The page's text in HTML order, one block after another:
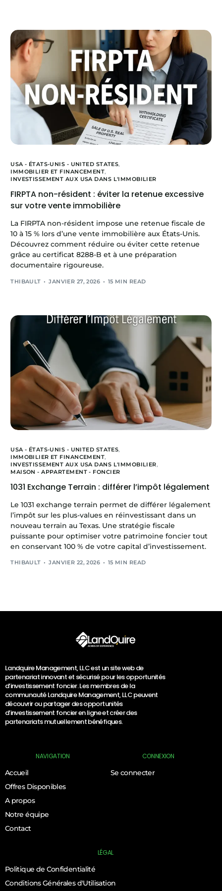
USA - ÉTATS-UNIS - UNITED STATES,
IMMOBILIER ET FINANCEMENT,
INVESTISSEMENT AUX USA DANS L'IMMOBILIER
FIRPTA non-résident : éviter la retenue excessive
sur votre vente immobilière
La FIRPTA non-résident impose une retenue fiscale de
10 à 15 % lors d’une vente immobilière aux États-Unis.
Découvrez comment réduire ou éviter cette retenue
grâce au certificat 8288-B et à une préparation
documentaire rigoureuse.
THIBAULT JANVIER 27, 2026 15 MIN READ
USA - ÉTATS-UNIS - UNITED STATES,
IMMOBILIER ET FINANCEMENT,
INVESTISSEMENT AUX USA DANS L'IMMOBILIER,
MAISON - APPARTEMENT - FONCIER
1031 Exchange Terrain : différer l’impôt légalement
Le 1031 exchange terrain permet de différer légalement
l’impôt sur les plus-values en réinvestissant dans un
nouveau terrain au Texas. Une stratégie fiscale
puissante pour optimiser votre patrimoine foncier tout
en conservant 100 % de votre capital d’investissement.
THIBAULT JANVIER 22, 2026 15 MIN READ
Landquire Management, LLC est un site web de
partenariat innovant et sécurisé pour les opportunités
d’investissement foncier. Les membres de la
communauté Landquire Management, LLC peuvent
découvrir ou partager des opportunités
d’investissement foncier en ligne et créer des
partenariats mutuellement bénéfiques.
NAVIGATION
Accueil
Offres Disponibles
A propos
Notre équipe
Contact
CONNEXION
Se connecter
LÉGAL
Politique de Confidentialité
Conditions Générales d'Utilisation